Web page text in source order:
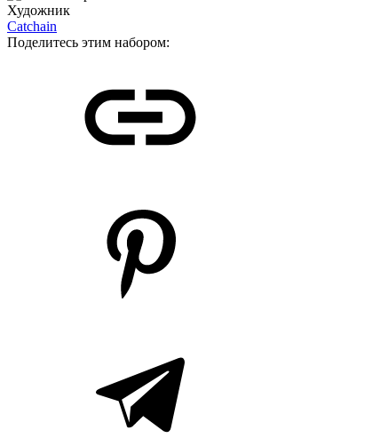
Художник
Catchain
Поделитесь этим набором: